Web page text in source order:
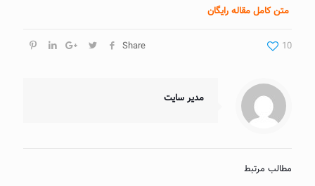
متن کامل مقاله رایگان
Share 10
مدیر سایت
مطالب مرتبط